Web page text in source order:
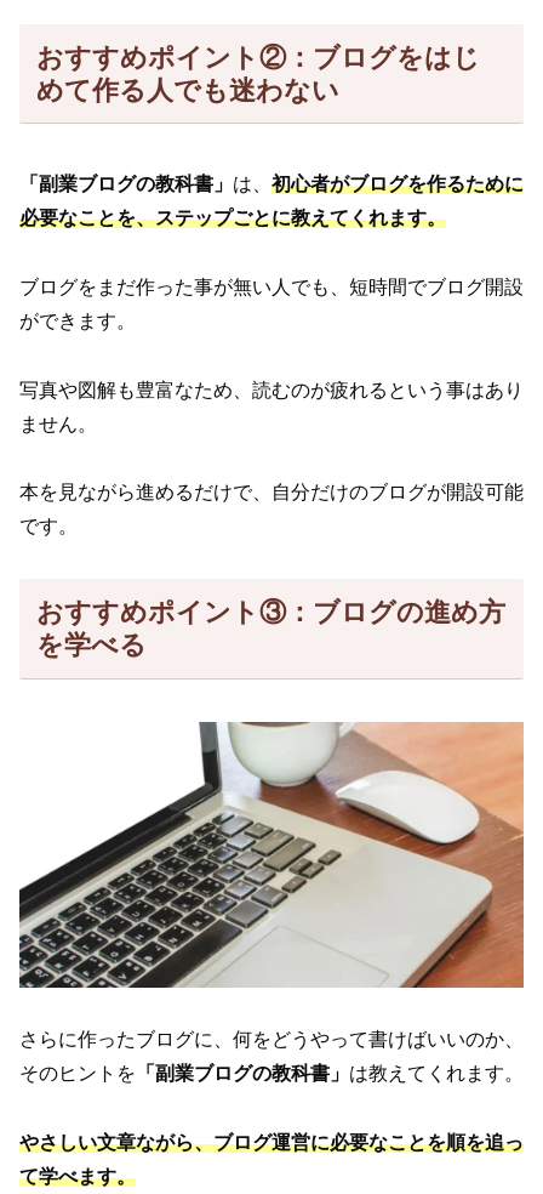
おすすめポイント②：ブログをはじ
めて作る人でも迷わない
「副業ブログの教科書」 は、 初心者がブログを作るために
必要なことを、ステップごとに教えてくれます。
ブログをまだ作った事が無い人でも、短時間でブログ開設
ができます。
写真や図解も豊富なため、読むのが疲れるという事はあり
ません。
本を見ながら進めるだけで、自分だけのブログが開設可能
です。
おすすめポイント③：ブログの進め方
を学べる
さらに作ったブログに、何をどうやって書けばいいのか、
そのヒントを 「副業ブログの教科書」 は教えてくれます。
やさしい文章ながら、ブログ運営に必要なことを順を追っ
て学べます。